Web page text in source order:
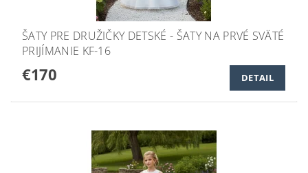
ŠATY PRE DRUŽIČKY DETSKÉ - ŠATY NA PRVÉ SVÄTÉ
PRIJÍMANIE KF-16
€170 DETAIL